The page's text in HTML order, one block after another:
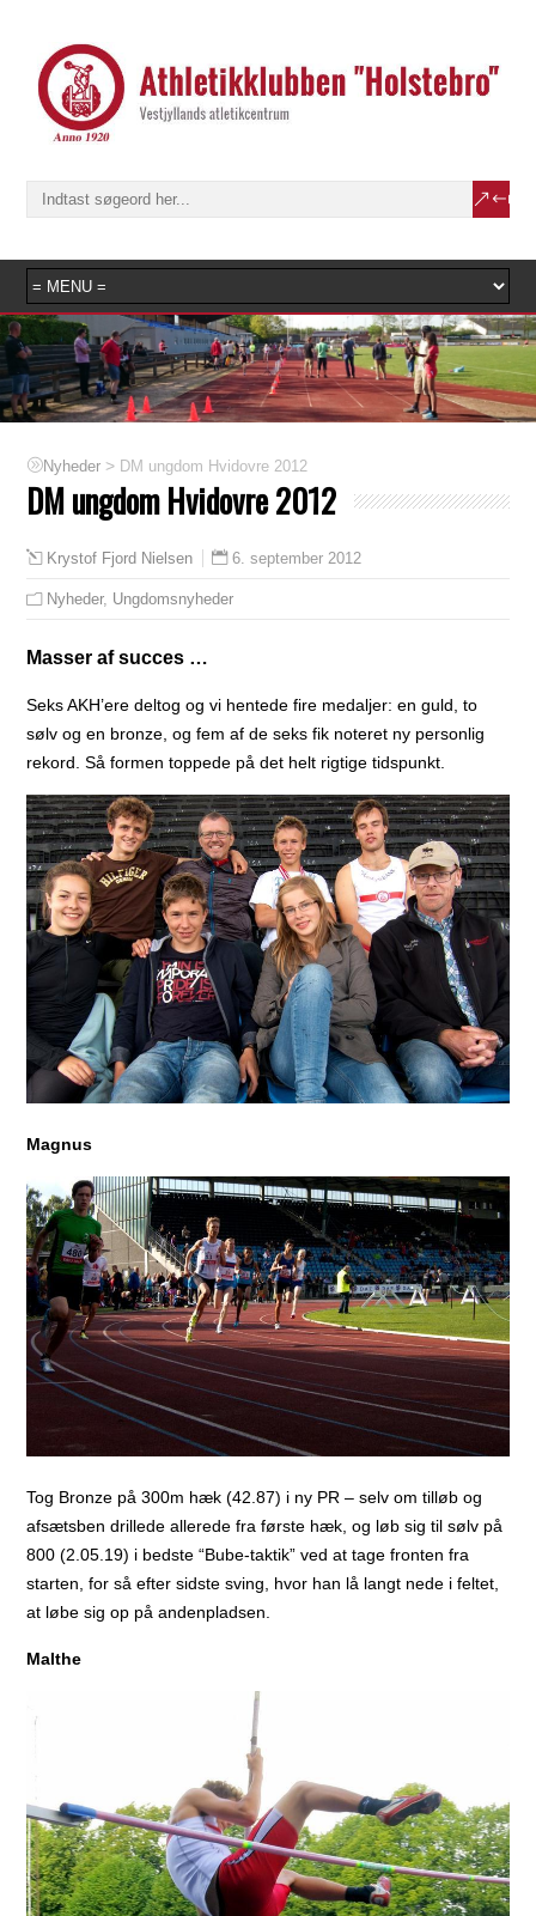
Nyheder > DM ungdom Hvidovre 2012
DM ungdom Hvidovre 2012
Krystof Fjord Nielsen 6. september 2012
Nyheder, Ungdomsnyheder
Masser af succes …
Seks AKH’ere deltog og vi hentede fire medaljer: en guld, to
sølv og en bronze, og fem af de seks fik noteret ny personlig
rekord. Så formen toppede på det helt rigtige tidspunkt.
Magnus
Tog Bronze på 300m hæk (42.87) i ny PR – selv om tilløb og
afsætsben drillede allerede fra første hæk, og løb sig til sølv på
800 (2.05.19) i bedste “Bube-taktik” ved at tage fronten fra
starten, for så efter sidste sving, hvor han lå langt nede i feltet,
at løbe sig op på andenpladsen.
Malthe